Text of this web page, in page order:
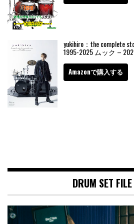
yukihiro：the complete
1995-2025 ムック –
Amazonで購入する
DRUM SET